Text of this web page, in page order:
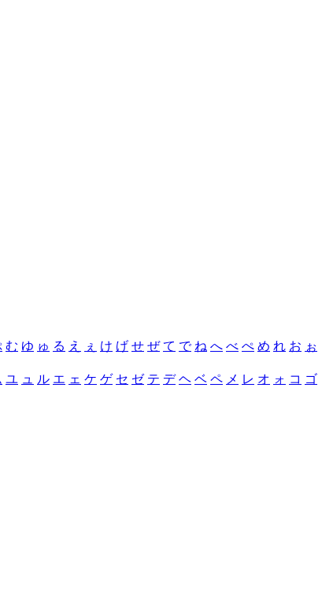
む ゆ ゅ る え ぇ け げ せ ぜ て で ね へ べ ぺ め れ お ぉ
ユ ュ ル エ ェ ケ ゲ セ ゼ テ デ ヘ ベ ペ メ レ オ ォ コ ゴ